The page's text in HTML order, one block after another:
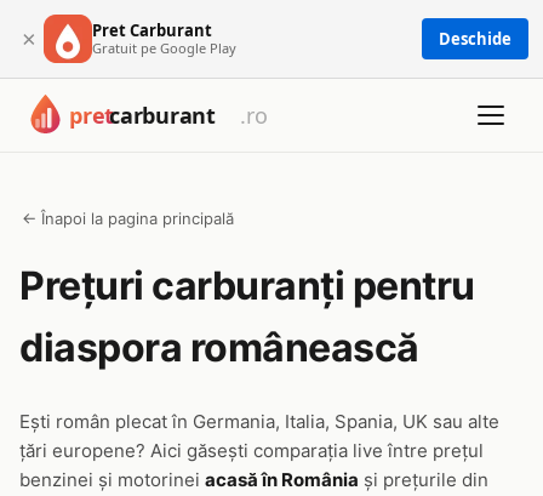
× Pret Carburant
Gratuit pe Google Play Deschide
← Înapoi la pagina principală
Prețuri carburanți pentru
diaspora românească
Ești român plecat în Germania, Italia, Spania, UK sau alte
țări europene? Aici găsești comparația live între prețul
benzinei și motorinei acasă în România și prețurile din